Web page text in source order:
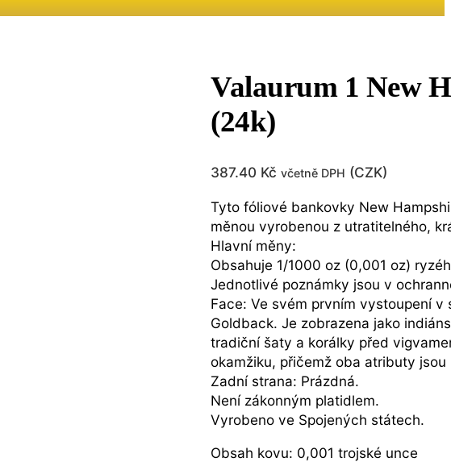
Valaurum 1 New
(24k)
387.40 Kč včetně DPH (CZK)
Tyto fóliové bankovky New
měnou vyrobenou z utratitelného,
Hlavní měny:
Obsahuje 1/1000 oz (0,001 oz)
Jednotlivé poznámky jsou v
Face: Ve svém prvním vystoupení
Goldback. Je zobrazena jako
tradiční šaty a korálky před
okamžiku, přičemž oba atributy
Zadní strana: Prázdná.
Není zákonným platidlem.
Vyrobeno ve Spojených státech.
Obsah kovu: 0,001 trojské unce